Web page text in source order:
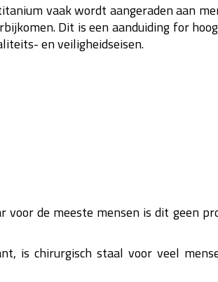
vaak wordt aangeraden aan
Dit is een aanduiding for
en veiligheidseisen.
de meeste mensen is dit geen
is chirurgisch staal voor veel